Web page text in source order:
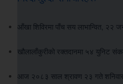
आँखा शिविरमा पाँच सय लाभान्वित, २२
खौलालाँकुरीको रक्तदानमा ५४ युनिट
आज २०८३ साल श्रावण २३ गते